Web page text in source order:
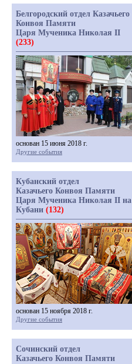
Белгородский отдел Казачьего
Конвоя Памяти
Царя Мученика Николая II
(233)
основан 15 июня 2018 г.
Другие события
Кубанский отдел
Казачьего Конвоя Памяти
Царя Мученика Николая II на
Кубани (132)
основан 15 ноября 2018 г.
Другие события
Сочинский отдел
Казачьего Конвоя Памяти